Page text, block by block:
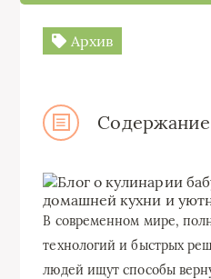
Архив
Содержание
В современном мире,
технологий и быстрых
людей ищут способы